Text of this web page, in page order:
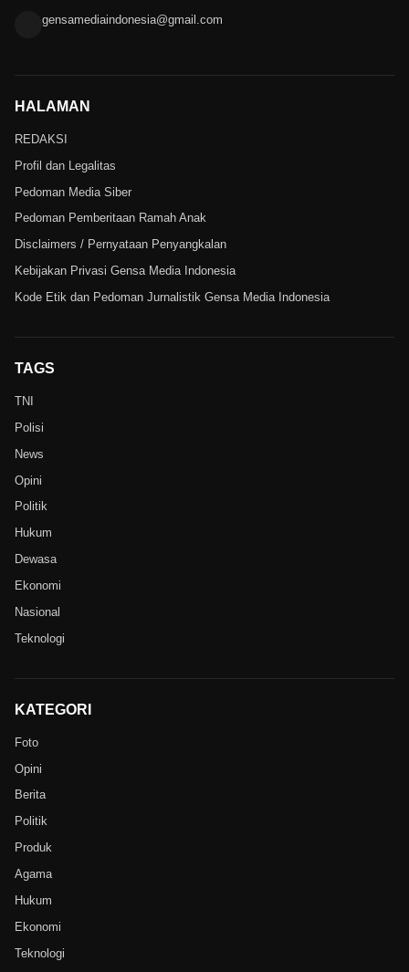
gensamediaindonesia@gmail.com
HALAMAN
REDAKSI
Profil dan Legalitas
Pedoman Media Siber
Pedoman Pemberitaan Ramah Anak
Disclaimers / Pernyataan Penyangkalan
Kebijakan Privasi Gensa Media Indonesia
Kode Etik dan Pedoman Jurnalistik Gensa Media Indonesia
TAGS
TNI
Polisi
News
Opini
Politik
Hukum
Dewasa
Ekonomi
Nasional
Teknologi
KATEGORI
Foto
Opini
Berita
Politik
Produk
Agama
Hukum
Ekonomi
Teknologi